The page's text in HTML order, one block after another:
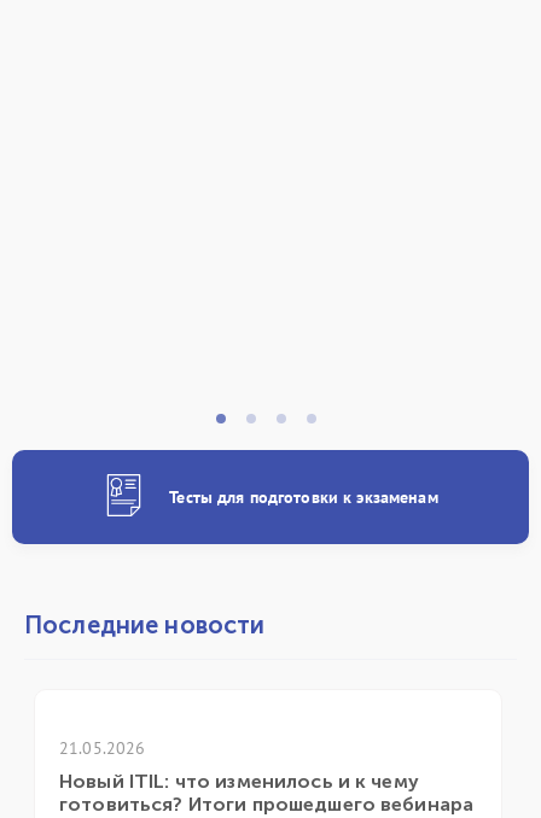
Тесты для подготовки к экзаменам
Последние новости
и к чему
прошедшего вебинара
ГК «ИТ Эксперт»
ежегодной